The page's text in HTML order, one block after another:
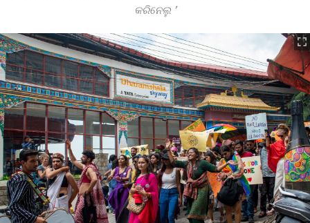
କରିନେଲୁ ’